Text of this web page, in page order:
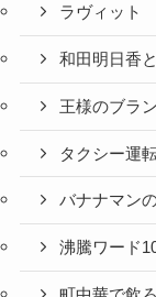
ラヴィット
和田明日香
王様のブラ
タクシー運
バナナマン
沸騰ワード